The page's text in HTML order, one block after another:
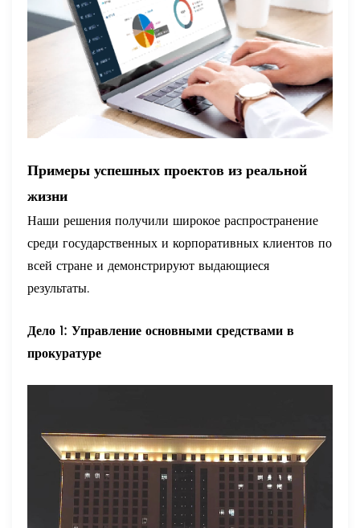
Примеры успешных проектов из реальной
жизни
Наши решения получили широкое распространение
среди государственных и корпоративных клиентов по
всей стране и демонстрируют выдающиеся
результаты.
Дело 1: Управление основными средствами в
прокуратуре